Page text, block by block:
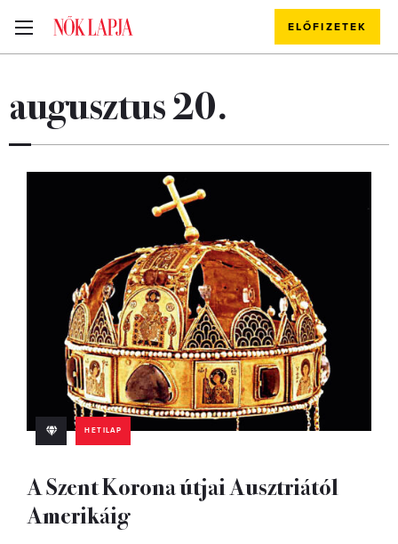
ELŐFIZETEK
augusztus 20.
HETILAP
A Szent Korona útjai Ausztriától
Amerikáig